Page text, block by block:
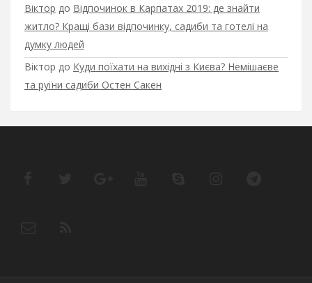
Віктор до Відпочинок в Карпатах 2019: де знайти
житло? Кращі бази відпочинку, садиби та готелі на
думку людей
Віктор до Куди поїхати на вихідні з Києва? Немішаєве
та руїни садиби Остен Сакен